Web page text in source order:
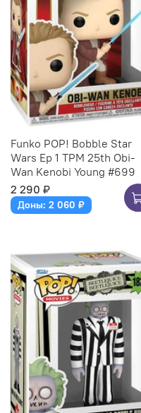
Funko POP! Bobble Star
Wars Ep 1 TPM 25th Obi-
Wan Kenobi Young #699
2 290 ₽
Доны: 2 060 ₽